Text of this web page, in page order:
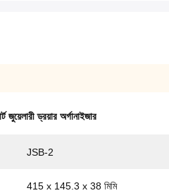
জুয়েলারী ড্রয়ার অর্গানাইজার
JSB-2
415 x 145.3 x 38 মিমি